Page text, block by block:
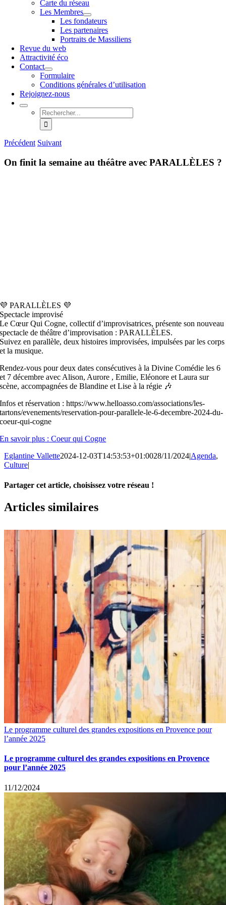
Carte du réseau
Les Membres
Les fondateurs
Les partenaires
Portraits de Massiliens
Revue du web
Attractivité éco
Contact
Formulaire
Conditions générales d’utilisation
Rejoignez-nous
Rechercher:
Précédent Suivant
On finit la semaine au théâtre avec PARALLÈLES ?
💜 PARALLÈLES 💜
Spectacle improvisé
Le Cœur Qui Cogne, collectif d’improvisatrices, présente son nouveau
spectacle de théâtre d’improvisation : PARALLÈLES.
Suivez en parallèle, deux histoires improvisées, impulsées par les corps
et la musique.
Rendez-vous pour deux dates consécutives à la Divine Comédie les 6
et 7 décembre avec Alison, Aurore , Emilie, Eléonore et Laura sur
scène, accompagnées de Blandine et Lise à la régie 🎶
Infos et réservation : https://www.helloasso.com/associations/les-
tartons/evenements/reservation-pour-parallele-le-6-decembre-2024-du-
coeur-qui-cogne
En savoir plus : Coeur qui Cogne
Eglantine Vallette2024-12-03T14:53:53+01:0028/11/2024|Agenda,
Culture|
Partager cet article, choisissez votre réseau !
Facebook
X
LinkedIn
Email
Articles similaires
Le programme culturel des grandes expositions en Provence pour
l’année 2025
Le programme culturel des grandes expositions en Provence
pour l’année 2025
11/12/2024